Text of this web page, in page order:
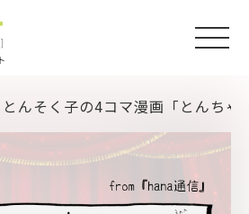
とんそく子の4コマ漫画「とんち